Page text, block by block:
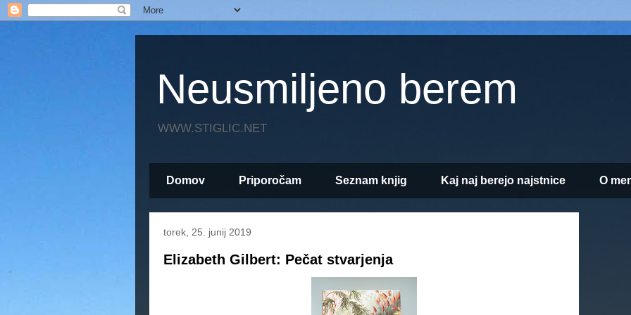
Neusmiljeno berem
WWW.STIGLIC.NET
Domov Priporočam Seznam knjig Kaj naj berejo najstnice O
torek, 25. junij 2019
Elizabeth Gilbert: Pečat stvarjenja